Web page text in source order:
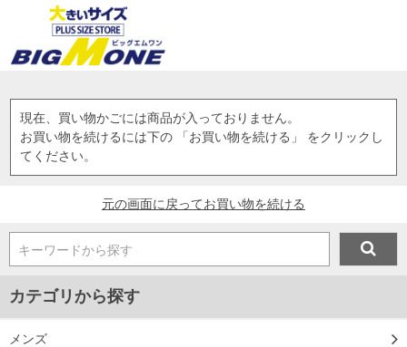
現在、買い物かごには商品が入っておりません。
お買い物を続けるには下の 「お買い物を続ける」 をクリックし
てください。
元の画面に戻ってお買い物を続ける
キーワードから探す
カテゴリから探す
メンズ